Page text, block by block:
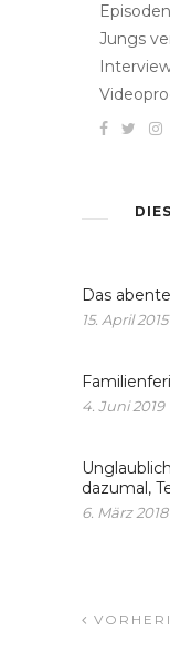
Jungs
Das
15. April 2015
4. Juni 2019
dazumal,
6. März 2018